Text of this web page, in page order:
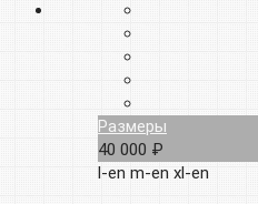
Размеры
40 000 ₽
l-en m-en xl-en